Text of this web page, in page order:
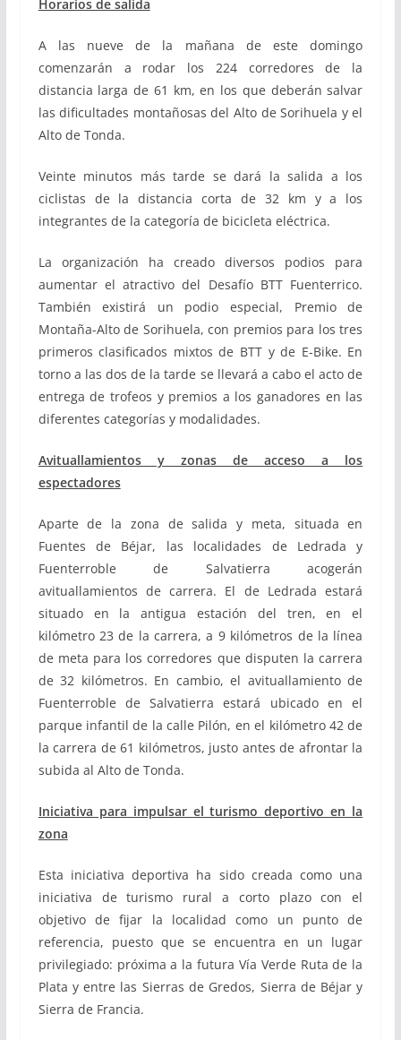
Horarios de salida
A las nueve de la mañana de este domingo
comenzarán a rodar los 224 corredores de la
distancia larga de 61 km, en los que deberán salvar
las dificultades montañosas del Alto de Sorihuela y el
Alto de Tonda.
Veinte minutos más tarde se dará la salida a los
ciclistas de la distancia corta de 32 km y a los
integrantes de la categoría de bicicleta eléctrica.
La organización ha creado diversos podios para
aumentar el atractivo del Desafío BTT Fuenterrico.
También existirá un podio especial, Premio de
Montaña-Alto de Sorihuela, con premios para los tres
primeros clasificados mixtos de BTT y de E-Bike. En
torno a las dos de la tarde se llevará a cabo el acto de
entrega de trofeos y premios a los ganadores en las
diferentes categorías y modalidades.
Avituallamientos y zonas de acceso a los
espectadores
Aparte de la zona de salida y meta, situada en
Fuentes de Béjar, las localidades de Ledrada y
Fuenterroble de Salvatierra acogerán
avituallamientos de carrera. El de Ledrada estará
situado en la antigua estación del tren, en el
kilómetro 23 de la carrera, a 9 kilómetros de la línea
de meta para los corredores que disputen la carrera
de 32 kilómetros. En cambio, el avituallamiento de
Fuenterroble de Salvatierra estará ubicado en el
parque infantil de la calle Pilón, en el kilómetro 42 de
la carrera de 61 kilómetros, justo antes de afrontar la
subida al Alto de Tonda.
Iniciativa para impulsar el turismo deportivo en la
zona
Esta iniciativa deportiva ha sido creada como una
iniciativa de turismo rural a corto plazo con el
objetivo de fijar la localidad como un punto de
referencia, puesto que se encuentra en un lugar
privilegiado: próxima a la futura Vía Verde Ruta de la
Plata y entre las Sierras de Gredos, Sierra de Béjar y
Sierra de Francia.